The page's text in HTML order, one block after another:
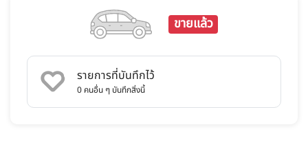
ขายแล้ว
รายการที่บันทึกไว้
0 คนอื่น ๆ บันทึกสิ่งนี้